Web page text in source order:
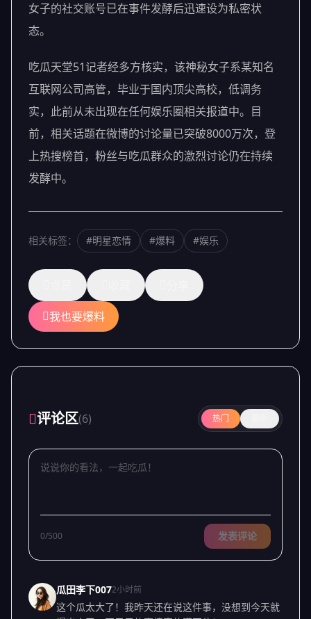
女子的社交账号已在事件发酵后迅速设为私密状
态。
吃瓜天堂51记者经多方核实，该神秘女子系某知名
互联网公司高管，毕业于国内顶尖高校，低调务
实，此前从未出现在任何娱乐圈相关报道中。目
前，相关话题在微博的讨论量已突破8000万次，登
上热搜榜首，粉丝与吃瓜群众的激烈讨论仍在持续
发酵中。
相关标签： #明星恋情 #爆料 #娱乐
我也要爆料
评论区(6) 热门
0/500 发表评论
瓜田李下0072小时前
这个瓜太大了！我昨天还在说这件事，没想到今天就